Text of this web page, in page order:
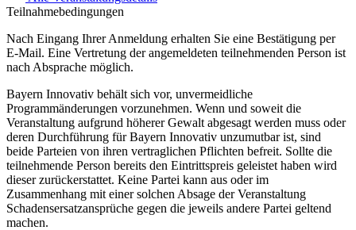
Teilnahmebedingungen
Nach Eingang Ihrer Anmeldung erhalten Sie eine Bestätigung per
E-Mail. Eine Vertretung der angemeldeten teilnehmenden Person ist
nach Absprache möglich.
Bayern Innovativ behält sich vor, unvermeidliche
Programmänderungen vorzunehmen. Wenn und soweit die
Veranstaltung aufgrund höherer Gewalt abgesagt werden muss oder
deren Durchführung für Bayern Innovativ unzumutbar ist, sind
beide Parteien von ihren vertraglichen Pflichten befreit. Sollte die
teilnehmende Person bereits den Eintrittspreis geleistet haben wird
dieser zurückerstattet. Keine Partei kann aus oder im
Zusammenhang mit einer solchen Absage der Veranstaltung
Schadensersatzansprüche gegen die jeweils andere Partei geltend
machen.